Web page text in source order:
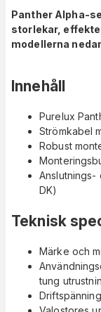
Panther Alpha-
storlekar,
modellerna
Innehåll
Purelux
Strömkabel
Robust
Anslutnings-
DK)
Teknisk
Märke och
tung